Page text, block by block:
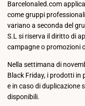
Barcelonaled.com
come gruppi
variano a seconda del
S.L si riserva il diritto di
campagne o promozioni
Nella settimana di
Black Friday, i prodotti
e in caso di duplicazione
disponibili.